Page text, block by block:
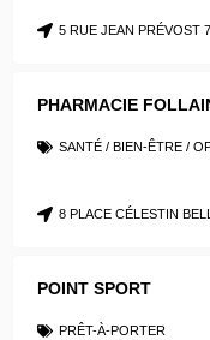
5 RUE JEAN PRÉVOST
PHARMACIE
SANTÉ / BIEN-ÊTRE /
8 PLACE CÉLESTIN
POINT SPORT
PRÊT-À-PORTER